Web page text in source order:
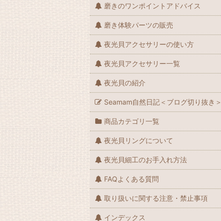
磨きのワンポイントアドバイス
磨き体験パーツの販売
夜光貝アクセサリーの使い方
夜光貝アクセサリー一覧
夜光貝の紹介
Seamam自然日記＜ブログ切り抜き
商品カテゴリ一覧
夜光貝リングについて
夜光貝細工のお手入れ方法
FAQよくある質問
取り扱いに関する注意・禁止事項
インデックス